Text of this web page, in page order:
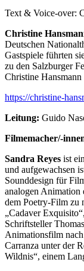
Text & Voice-over:
Christine
Deutschen
Gastspiele führten
zu den Salzburger
Christine
https://christine-
Leitung: Guido
Filmemacher/-
Sandra Reyes ist
und aufgewachsen
Sounddesign für
analogen Animation
dem Poetry-Film zu
„Cadaver
Schriftsteller
Animationsfilm
Carranza unter der
Wildnis“, einem